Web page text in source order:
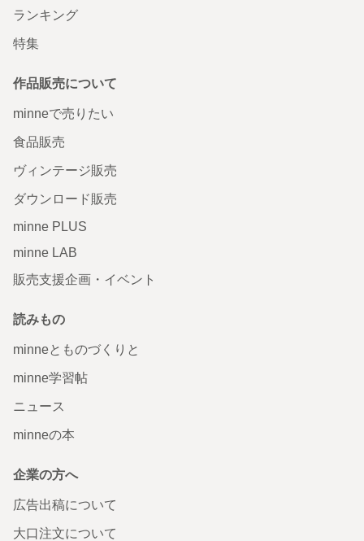
ランキング
特集
作品販売について
minneで売りたい
食品販売
ヴィンテージ販売
ダウンロード販売
minne PLUS
minne LAB
販売支援企画・イベント
読みもの
minneとものづくりと
minne学習帖
ニュース
minneの本
企業の方へ
広告出稿について
大口注文について